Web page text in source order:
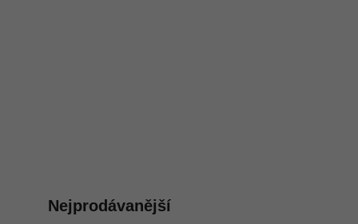
Nejprodávanější